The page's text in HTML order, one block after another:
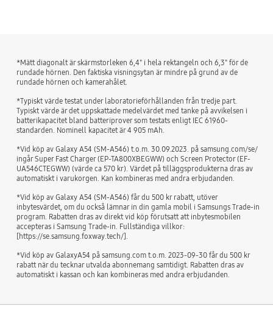
*Mätt diagonalt är skärmstorleken 6,4" i hela rektangeln och 6,3" för de
rundade hörnen. Den faktiska visningsytan är mindre på grund av de
rundade hörnen och kamerahålet.
*Typiskt värde testat under laboratorieförhållanden från tredje part.
Typiskt värde är det uppskattade medelvärdet med tanke på avvikelsen i
batterikapacitet bland batteriprover som testats enligt IEC 61960-
standarden. Nominell kapacitet är 4 905 mAh.
*Vid köp av Galaxy A54 (SM-A546) t.o.m. 30.09.2023. på samsung.com/se/
ingår Super Fast Charger (EP-TA800XBEGWW) och Screen Protector (EF-
UA546CTEGWW) (värde ca 570 kr). Värdet på tilläggsprodukterna dras av
automatiskt i varukorgen. Kan kombineras med andra erbjudanden.
*Vid köp av Galaxy A54 (SM-A546) får du 500 kr rabatt, utöver
inbytesvärdet, om du också lämnar in din gamla mobil i Samsungs Trade-in
program. Rabatten dras av direkt vid köp förutsatt att inbytesmobilen
accepteras i Samsung Trade-in. Fullständiga villkor:
[https://se.samsung.foxway.tech/].
*Vid köp av GalaxyA54 på samsung.com t.o.m. 2023-09-30 får du 500 kr
rabatt när du tecknar utvalda abonnemang samtidigt. Rabatten dras av
automatiskt i kassan och kan kombineras med andra erbjudanden.